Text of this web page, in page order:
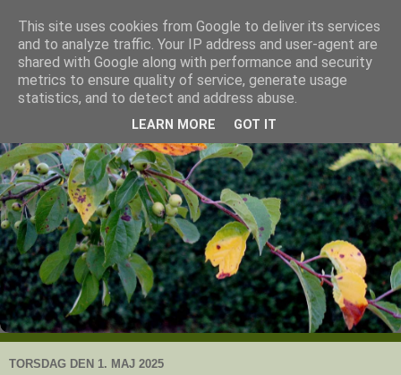
Ullas have
- en knoldesparkers betragtninger
TORSDAG DEN 1. MAJ 2025
This site uses cookies from Google to deliver its services
and to analyze traffic. Your IP address and user-agent are
shared with Google along with performance and security
metrics to ensure quality of service, generate usage
statistics, and to detect and address abuse.
LEARN MORE GOT IT